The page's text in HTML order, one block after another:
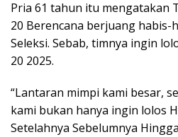
Pria 61 tahun itu mengatakan
20 Berencana berjuang
Seleksi. Sebab, timnya ingin
20 2025.
“Lantaran mimpi kami besar,
kami bukan hanya ingin lolos
Setelahnya Sebelumnya